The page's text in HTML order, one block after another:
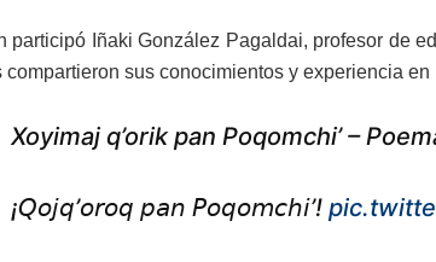
participó Iñaki González Pagaldai, profesor de
compartieron sus conocimientos y experiencia
Xoyimaj q’orik pan Poqomchi’ –
¡𝘘𝘰𝘫𝘲’𝘰𝘳𝘰𝘲 𝘱𝘢𝘯 𝘗𝘰𝘲𝘰𝘮𝘤𝘩𝘪’!